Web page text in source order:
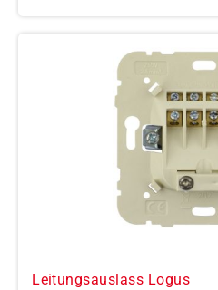
Leitungsauslass Logus